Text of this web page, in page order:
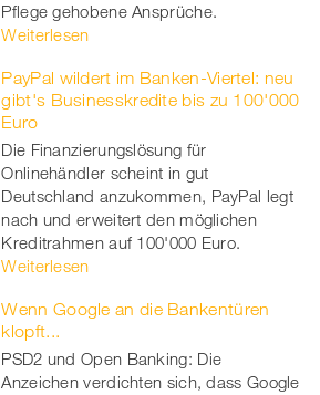
Pflege gehobene Ansprüche.
Weiterlesen
PayPal wildert im Banken-Viertel: neu
gibt's Businesskredite bis zu 100'000
Euro
Die Finanzierungslösung für
Onlinehändler scheint in gut
Deutschland anzukommen, PayPal legt
nach und erweitert den möglichen
Kreditrahmen auf 100'000 Euro.
Weiterlesen
Wenn Google an die Bankentüren
klopft...
PSD2 und Open Banking: Die
Anzeichen verdichten sich, dass Google